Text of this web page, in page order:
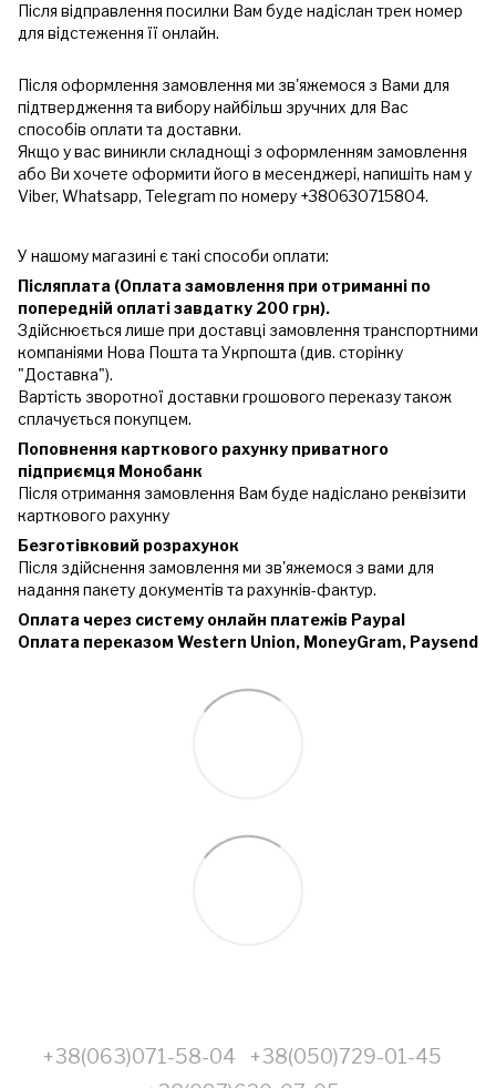
Після відправлення посилки Вам буде надіслан трек номер
для відстеження її онлайн.
Після оформлення замовлення ми зв'яжемося з Вами для
підтвердження та вибору найбільш зручних для Вас
способів оплати та доставки.
Якщо у вас виникли складнощі з оформленням замовлення
або Ви хочете оформити його в месенджері, напишіть нам у
Viber, Whatsapp, Telegram по номеру +380630715804.
У нашому магазині є такі способи оплати:
Післяплата (Оплата замовлення при отриманні по
попередній оплаті завдатку 200 грн).
Здійснюється лише при доставці замовлення транспортними
компаніями Нова Пошта та Укрпошта (див. сторінку
"Доставка").
Вартість зворотної доставки грошового переказу також
сплачується покупцем.
Поповнення карткового рахунку приватного
підприємця Монобанк
Після отримання замовлення Вам буде надіслано реквізити
карткового рахунку
Безготівковий розрахунок
Після здійснення замовлення ми зв'яжемося з вами для
надання пакету документів та рахунків-фактур.
Оплата через систему онлайн платежів Paypal
Оплата переказом Western Union, MoneyGram, Paysend
+38(063)071-58-04
+38(050)729-01-45